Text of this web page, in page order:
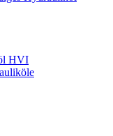
HVI